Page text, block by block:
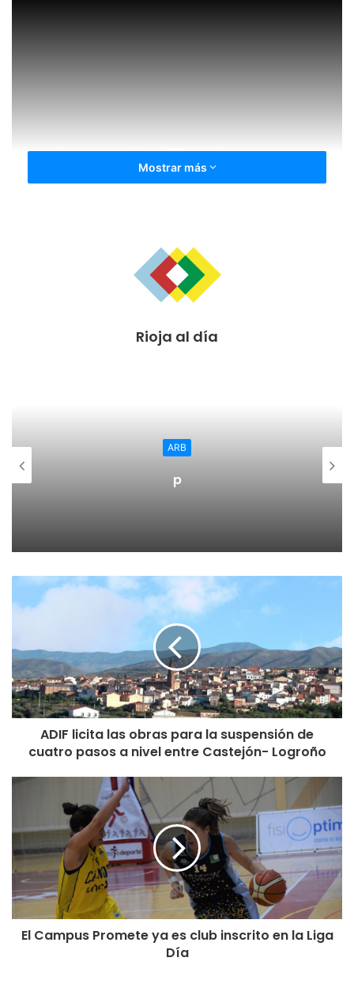
Ana Tejada ha sido campeona del mundo sub-17 y llega
Mostrar más
Rioja al día
El Ayuntamiento de
convoca
ADIF licita las obras para la suspensión de
cuatro pasos a nivel entre Castejón- Logroño
El Campus Promete ya es club inscrito en la Liga
Día